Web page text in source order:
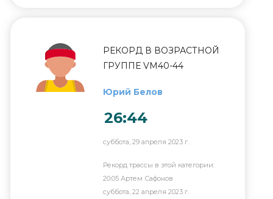
РЕКОРД В ВОЗРАСТНОЙ
ГРУППЕ VM40-44
Юрий Белов
26:44
суббота, 29 апреля 2023 г.
Рекорд трассы в этой категории:
20:05 Артем Сафонов
суббота, 22 апреля 2023 г.